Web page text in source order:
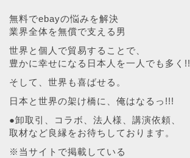
無料でebayの悩みを解決
業界全体を無償で支える男
世界と個人で貿易することで、
豊かに幸せになる日本人を一人でも多く!!
そして、世界も喜ばせる。
日本と世界の架け橋に、俺はなるっ!!!
●卸取引、コラボ、法人様、講演依頼、
取材など良縁をお待ちしております。
※当サイトで掲載している